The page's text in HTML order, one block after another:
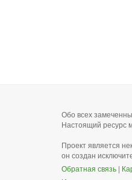
Обо всех
Настоящий ресурс
Проект является
он создан
Обратная связь |